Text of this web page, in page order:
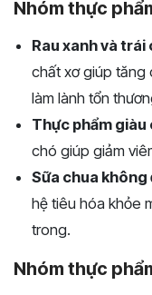
Nhóm thực
Rau xanh và trái
chất xơ giúp tăng
làm lành tổn
Thực phẩm
chó giúp giảm
Sữa chua không
hệ tiêu hóa khỏe
trong.
Nhóm thực